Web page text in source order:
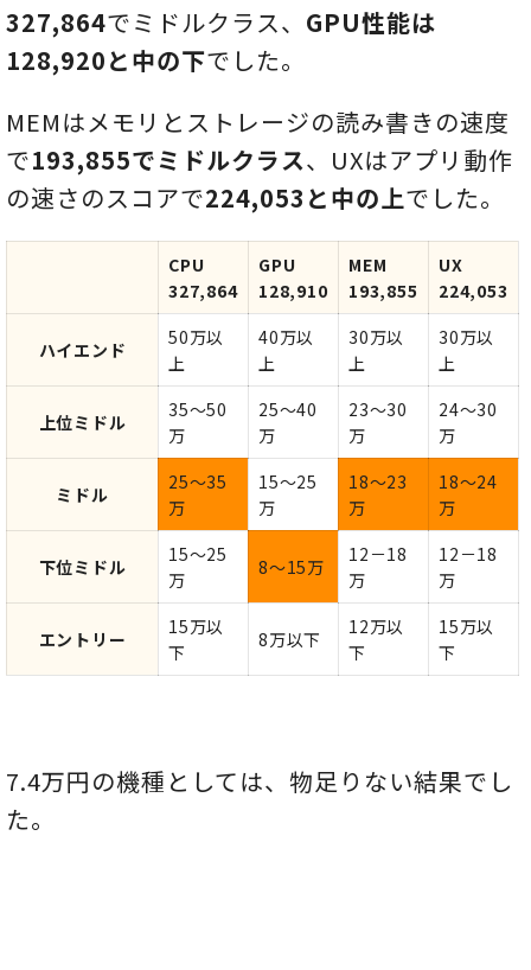
327,864でミドルクラス、 GPU性能は
128,920と中の下でした。
MEMはメモリとストレージの読み書きの速度
で193,855でミドルクラス、UXはアプリ動作
の速さのスコアで224,053と中の上でした。
CPU
327,864
GPU
128,910
MEM
193,855
UX
224,053
ハイエンド
50万以
上
40万以
上
30万以
上
30万以
上
上位ミドル
35～50
万
25～40
万
23～30
万
24～30
万
ミドル
25～35
万
15～25
万
18～23
万
18～24
万
下位ミドル
15～25
万
8～15万
12－18
万
12－18
万
エントリー
15万以
下
8万以下
12万以
下
15万以
下
7.4万円の機種としては、物足りない結果でし
た。